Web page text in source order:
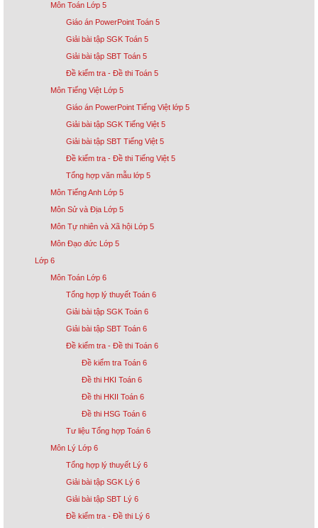
Môn Toán Lớp 5
Giáo án PowerPoint Toán 5
Giải bài tập SGK Toán 5
Giải bài tập SBT Toán 5
Đề kiểm tra - Đề thi Toán 5
Môn Tiếng Việt Lớp 5
Giáo án PowerPoint Tiếng Việt lớp 5
Giải bài tập SGK Tiếng Việt 5
Giải bài tập SBT Tiếng Việt 5
Đề kiểm tra - Đề thi Tiếng Việt 5
Tổng hợp văn mẫu lớp 5
Môn Tiếng Anh Lớp 5
Môn Sử và Địa Lớp 5
Môn Tự nhiên và Xã hội Lớp 5
Môn Đạo đức Lớp 5
Lớp 6
Môn Toán Lớp 6
Tổng hợp lý thuyết Toán 6
Giải bài tập SGK Toán 6
Giải bài tập SBT Toán 6
Đề kiểm tra - Đề thi Toán 6
Đề kiểm tra Toán 6
Đề thi HKI Toán 6
Đề thi HKII Toán 6
Đề thi HSG Toán 6
Tư liệu Tổng hợp Toán 6
Môn Lý Lớp 6
Tổng hợp lý thuyết Lý 6
Giải bài tập SGK Lý 6
Giải bài tập SBT Lý 6
Đề kiểm tra - Đề thi Lý 6